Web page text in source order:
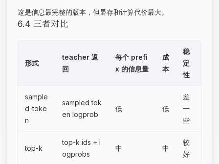
这是信息最完整的版本，但显存和计算代价最大。
6.4 三者对比
形式
teacher 返
回
每个 prefi
x 的信息量
成
本
稳
定
性
sample
d-toke
n
sampled tok
en logprob
低 低
差
一
些
top-k
top-k ids + l
ogprobs
中 中
较
好